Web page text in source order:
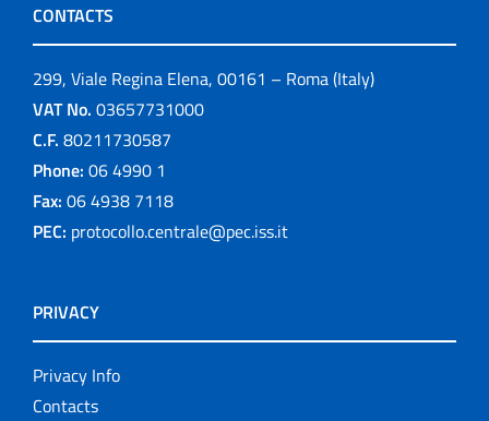
CONTACTS
299, Viale Regina Elena, 00161 – Roma (Italy)
VAT No. 03657731000
C.F. 80211730587
Phone: 06 4990 1
Fax: 06 4938 7118
PEC: protocollo.centrale@pec.iss.it
PRIVACY
Privacy Info
Contacts